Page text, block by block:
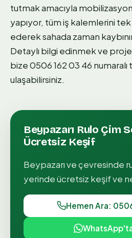
tutmak amacıyla
yapıyor, tüm iş kalemlerini
ederek sahada zaman
Detaylı bilgi edinmek ve
bize 0506 162 03 46
ulaşabilirsiniz.
Beypazarı Rulo Çim
Ücretsiz Keşif
Beypazarıve çevresinde
yerinde ücretsiz keşif ve
Hemen Ara: